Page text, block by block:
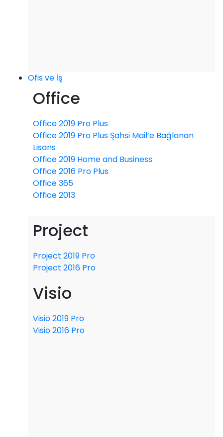
Ofis ve İş
Office
Office 2019 Pro Plus
Office 2019 Pro Plus Şahsi Mail’e Bağlanan
Lisans
Office 2019 Home and Business
Office 2016 Pro Plus
Office 365
Office 2013
Project
Project 2019 Pro
Project 2016 Pro
Visio
Visio 2019 Pro
Visio 2016 Pro